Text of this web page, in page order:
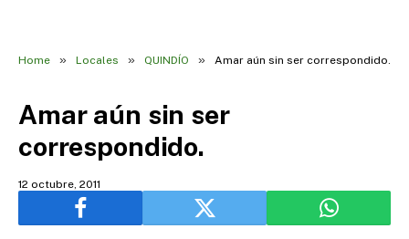
Home » Locales » QUINDÍO » Amar aún sin ser correspondido.
Amar aún sin ser
correspondido.
12 octubre, 2011